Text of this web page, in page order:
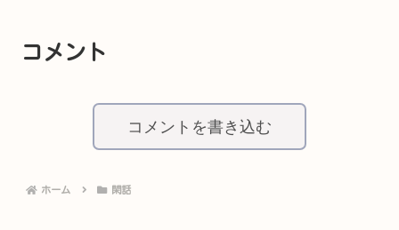
コメント
コメントを書き込む
ホーム 閑話